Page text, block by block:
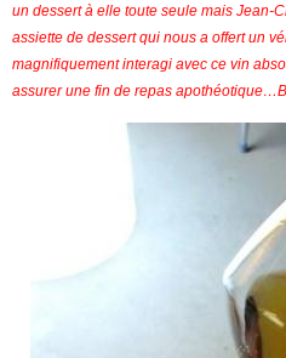
un dessert à elle toute seule mais Jean-
assiette de dessert qui nous a offert un
magnifiquement interagi avec ce vin
assurer une fin de repas